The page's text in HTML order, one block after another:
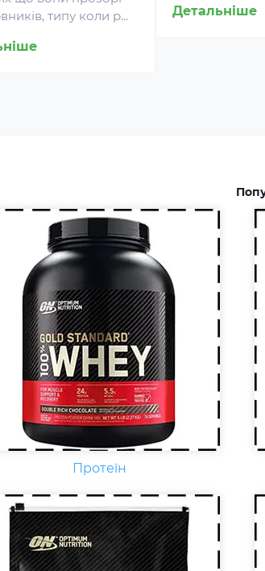
типу коли р...
Детальніше
є концентратом
харчова добавка, яка
Протеїн
(від англ. Gain - приріст,
- харчова добавка при
харчуванні.
головним чином,
(прості або складні,
чого залежить ціна товару) і
(як правило концентрат
білка, але
і
за складом
гейнери).